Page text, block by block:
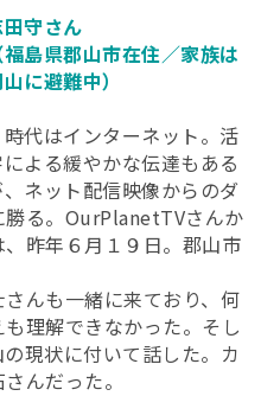
守さん
福島県郡山市在住／家族は
に避難中）
時代はインターネット。活
よる緩やかな伝達もある
ネット配信映像からのダ
る。OurPlanetTVさんか
昨年６月１９日。郡山市
んも一緒に来ており、何
理解できなかった。そし
現状に付いて話した。カ
んだった。